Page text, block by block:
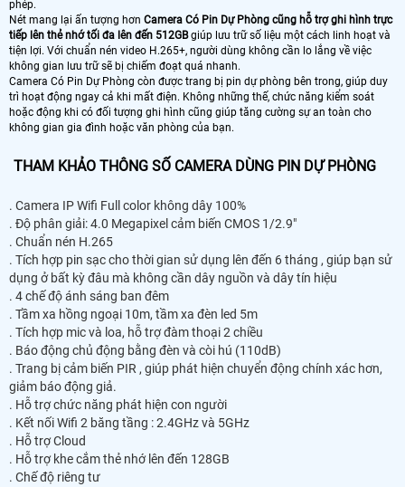
phép.
Nét mang lại ấn tượng hơn Camera Có Pin Dự Phòng cũng hỗ trợ ghi hình trực
tiếp lên thẻ nhớ tối đa lên đến 512GBgiúp lưu trữ số liệu một cách linh hoạt và
tiện lợi. Với chuẩn nén video H.265+, người dùng không cần lo lắng về việc
không gian lưu trữ sẽ bị chiếm đoạt quá nhanh.
Camera Có Pin Dự Phòng còn được trang bị pin dự phòng bên trong, giúp duy
trì hoạt động ngay cả khi mất điện. Không những thế, chức năng kiểm soát
hoặc động khi có đối tượng ghi hình cũng giúp tăng cường sự an toàn cho
không gian gia đình hoặc văn phòng của bạn.
THAM KHẢO THÔNG SỐ CAMERA DÙNG PIN DỰ PHÒNG
. Camera IP Wifi Full color không dây 100%
. Độ phân giải: 4.0 Megapixel cảm biến CMOS 1/2.9"
. Chuẩn nén H.265
. Tích hợp pin sạc cho thời gian sử dụng lên đến 6 tháng , giúp bạn sử
dụng ở bất kỳ đâu mà không cần dây nguồn và dây tín hiệu
. 4 chế độ ánh sáng ban đêm
. Tầm xa hồng ngoại 10m, tầm xa đèn led 5m
. Tích hợp mic và loa, hỗ trợ đàm thoại 2 chiều
. Báo động chủ động bằng đèn và còi hú (110dB)
. Trang bị cảm biến PIR , giúp phát hiện chuyển động chính xác hơn,
giảm báo động giả.
. Hỗ trợ chức năng phát hiện con người
. Kết nối Wifi 2 băng tầng : 2.4GHz và 5GHz
. Hỗ trợ Cloud
. Hỗ trợ khe cắm thẻ nhớ lên đến 128GB
. Chế độ riêng tư